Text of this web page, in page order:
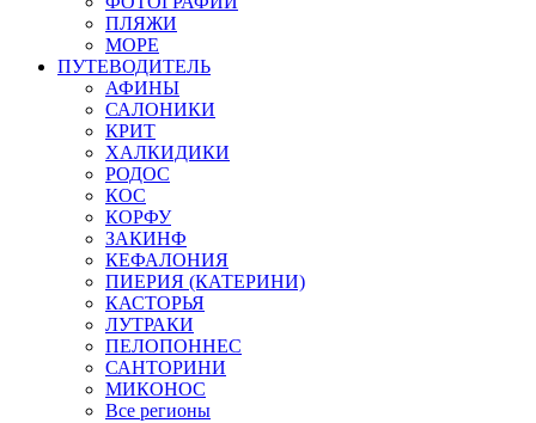
ПЛЯЖИ
МОРЕ
ПУТЕВОДИТЕЛЬ
АФИНЫ
САЛОНИКИ
КРИТ
ХАЛКИДИКИ
РОДОС
КОС
КОРФУ
ЗАКИНФ
КЕФАЛОНИЯ
ПИЕРИЯ (КАТЕРИНИ)
КАСТОРЬЯ
ЛУТРАКИ
ПЕЛОПОННЕС
САНТОРИНИ
МИКОНОС
Все регионы